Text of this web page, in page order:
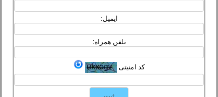
ایمیل:
تلفن همراه:
کد امنیتی